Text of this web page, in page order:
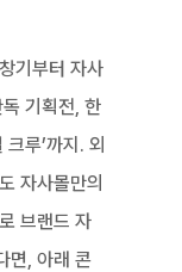
기부터 자사
기획전, 한
루’까지. 외
자사몰만의
브랜드 자
면, 아래 콘